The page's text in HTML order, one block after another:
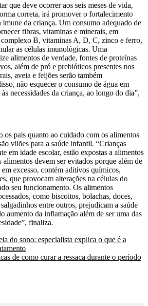
que deve ocorrer aos seis meses de vida,
correta, irá promover o fortalecimento
imune da criança. Um consumo adequado de
fibras, vitaminas e minerais, em
B, vitaminas A, D, C, zinco e ferro,
as células imunológicas. Uma
alimentos de verdade, fontes de proteínas
além de pró e prebióticos presentes nos
aveia e feijões serão também
não esquecer o consumo de água em
necessidades da criança, ao longo do dia”,
os pais quanto ao cuidado com os alimentos
vilões para a saúde infantil. “Crianças
em idade escolar, estão expostas a alimentos
alimentos devem ser evitados porque além de
em excesso, contém aditivos químicos,
que provocam alterações na células do
seu funcionamento. Os alimentos
como biscoitos, bolachas, doces,
entre outros, prejudicam a saúde
aumento da inflamação além de ser uma das
finaliza.
do sono: especialista explica o que é a
de como curar a ressaca durante o período